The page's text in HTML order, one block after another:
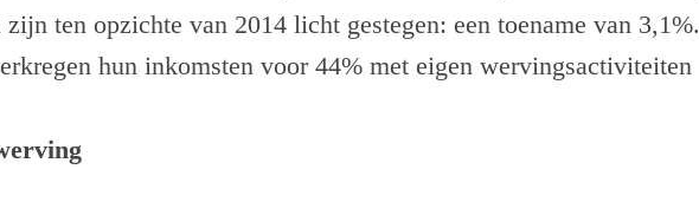
ten opzichte van 2014 licht gestegen: een toename van 3,1%.
hun inkomsten voor 44% met eigen wervingsactiviteiten